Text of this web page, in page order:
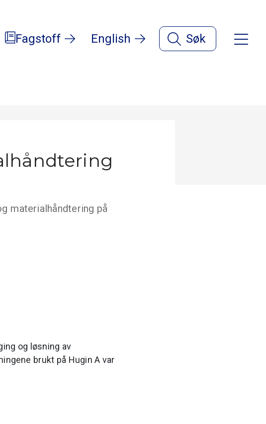
Fagstoff English Søk
materialhåndtering på
og løsning av
brukt på Hugin A var